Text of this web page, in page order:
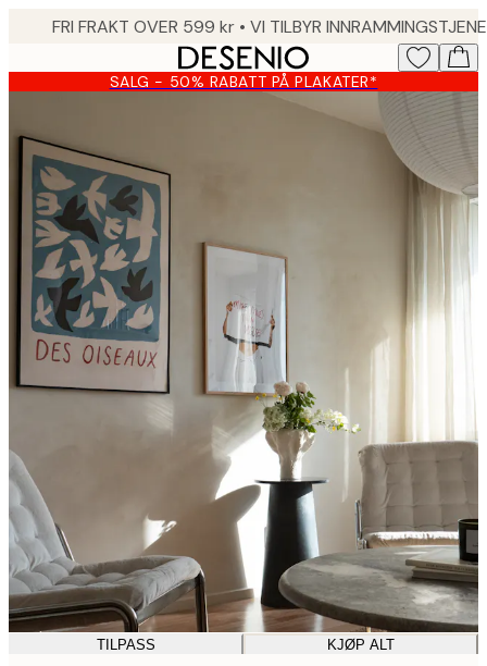
content.
SALG - 50% RABATT PÅ PLAKATER*
TILPASS KJØP ALT